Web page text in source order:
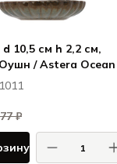
10,5 см h 2,2 см,
/ Astera Ocean
₽